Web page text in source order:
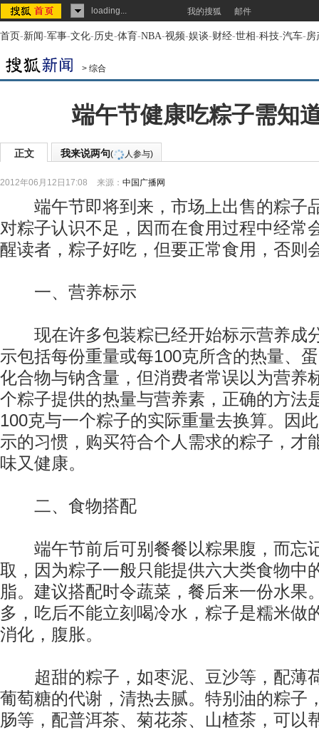
loading... 我的搜狐 邮件
首页-新闻-军事-文化-历史-体育-NBA-视频-娱谈-财经-世相-科技-汽车-房
> 综合
端午节健康吃粽子需知
正文 我来说两句( 人参与)
2012年06月12日17:08 来源： 中国广播网
端午节即将到来，市场上出售的粽子
对粽子认识不足，因而在食用过程中经常
醒读者，粽子好吃，但要正常食用，否则
一、营养标示
现在许多包装粽已经开始标示营养成
示包括每份重量或每100克所含的热量、
化合物与钠含量，但消费者常误以为营养
个粽子提供的热量与营养素，正确的方法
100克与一个粽子的实际重量去换算。因
示的习惯，购买符合个人需求的粽子，才
味又健康。
二、食物搭配
端午节前后可别餐餐以粽果腹，而忘
取，因为粽子一般只能提供六大类食物中
脂。建议搭配时令蔬菜，餐后来一份水果
多，吃后不能立刻喝冷水，粽子是糯米做
消化，腹胀。
超甜的粽子，如枣泥、豆沙等，配薄
葡萄糖的代谢，清热去腻。特别油的粽子
肠等，配普洱茶、菊花茶、山楂茶，可以